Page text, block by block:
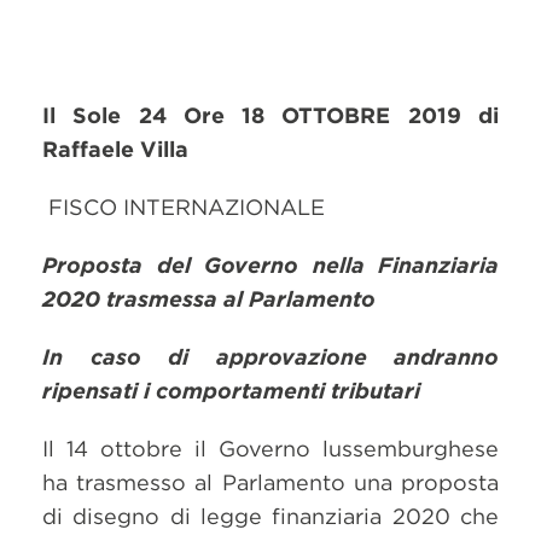
Il Sole 24 Ore 18 OTTOBRE 2019 di
Raffaele Villa
FISCO INTERNAZIONALE
Proposta del Governo nella Finanziaria
2020 trasmessa al Parlamento
In caso di approvazione andranno
ripensati i comportamenti tributari
Il 14 ottobre il Governo lussemburghese
ha trasmesso al Parlamento una proposta
di disegno di legge finanziaria 2020 che